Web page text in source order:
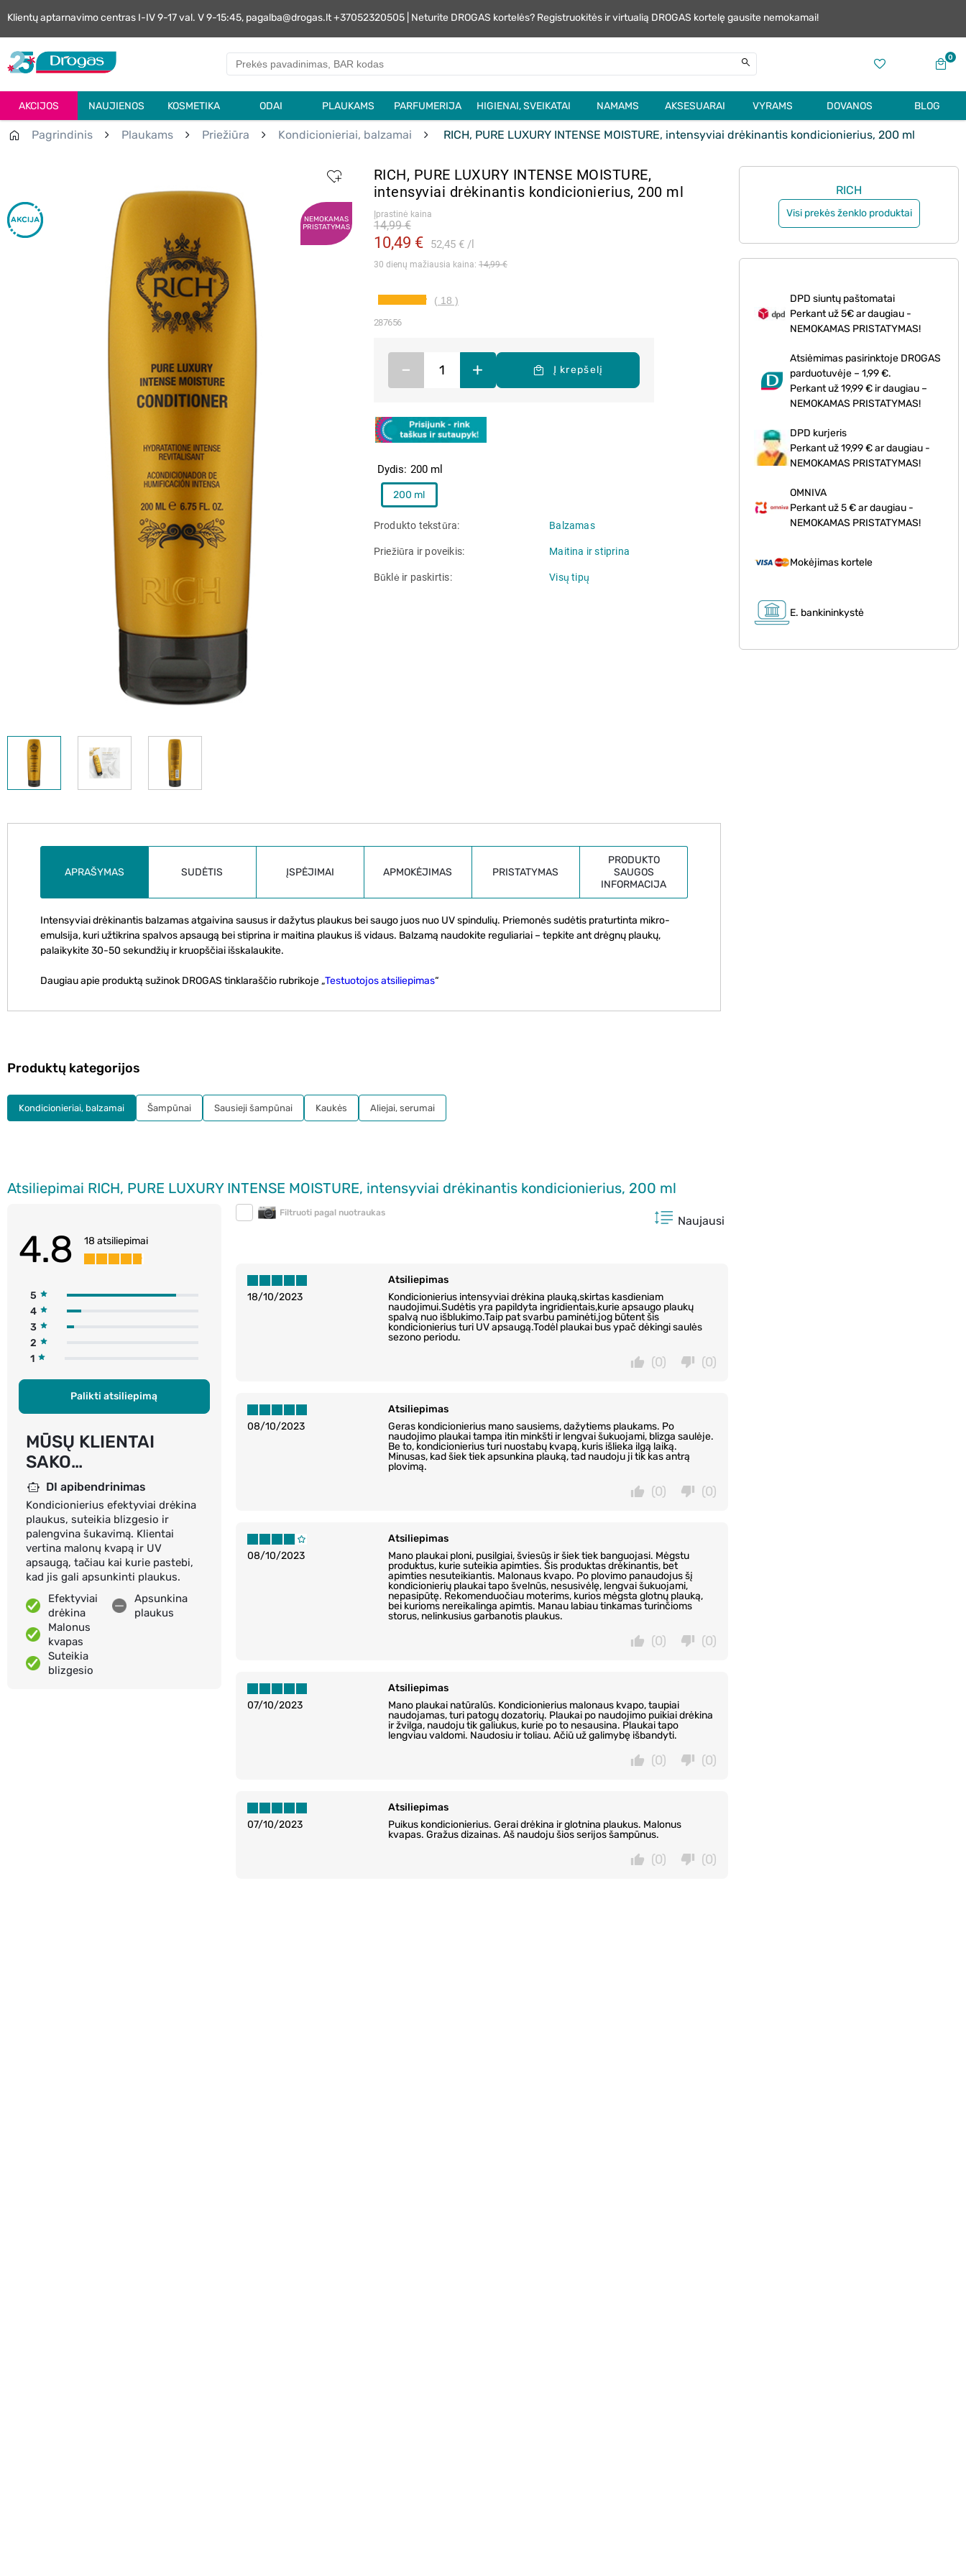
Klientų aptarnavimo centras I-IV 9-17 val. V 9-15:45, pagalba@drogas.lt +37052320505 | Neturite DROGAS kortelės? Registruokitės ir virtualią DROGAS kortelę gausite nemokamai!
0
AKCIJOS NAUJIENOS KOSMETIKA ODAI PLAUKAMS PARFUMERIJA HIGIENAI, SVEIKATAI NAMAMS AKSESUARAI VYRAMS DOVANOS BLOG
Pagrindinis Plaukams Priežiūra Kondicionieriai, balzamai RICH, PURE LUXURY INTENSE MOISTURE, intensyviai drėkinantis kondicionierius, 200 ml
NEMOKAMAS
PRISTATYMAS
RICH, PURE LUXURY INTENSE MOISTURE,
intensyviai drėkinantis kondicionierius, 200 ml
Įprastinė kaina
10,49 € 52,45 € l
14,99 €
30 dienų mažiausia kaina: 14,99 €
( 18 )
287656
Dydis 200 ml
200 ml
– + Į krepšelį
Produkto tekstūra Balzamas
Priežiūra ir poveikis Maitina ir stiprina
Būklė ir paskirtis Visų tipų
RICH
Visi prekės ženklo produktai
DPD siuntų paštomatai
Perkant už 5€ ar daugiau -
NEMOKAMAS PRISTATYMAS!
Atsiėmimas pasirinktoje DROGAS
parduotuvėje – 1,99 €.
Perkant už 19,99 € ir daugiau –
NEMOKAMAS PRISTATYMAS!
DPD kurjeris
Perkant už 19,99 € ar daugiau -
NEMOKAMAS PRISTATYMAS!
OMNIVA
Perkant už 5 € ar daugiau -
NEMOKAMAS PRISTATYMAS!
Mokėjimas kortele
E. bankininkystė
APRAŠYMAS SUDĖTIS ĮSPĖJIMAI APMOKĖJIMAS PRISTATYMAS
PRODUKTO
SAUGOS
INFORMACIJA
Intensyviai drėkinantis balzamas atgaivina sausus ir dažytus plaukus bei saugo juos nuo UV spindulių. Priemonės sudėtis praturtinta mikro-
emulsija, kuri užtikrina spalvos apsaugą bei stiprina ir maitina plaukus iš vidaus. Balzamą naudokite reguliariai – tepkite ant drėgnų plaukų,
palaikykite 30-50 sekundžių ir kruopščiai išskalaukite.
Daugiau apie produktą sužinok DROGAS tinklaraščio rubrikoje „Testuotojos atsiliepimas“
Atsiliepimai RICH, PURE LUXURY INTENSE MOISTURE, intensyviai drėkinantis kondicionierius, 200 ml
4.8 18 atsiliepimai
5
4
3
2
1
Palikti atsiliepimą
MŪSŲ KLIENTAI
SAKO…
DI apibendrinimas
Kondicionierius efektyviai drėkina
plaukus, suteikia blizgesio ir
palengvina šukavimą. Klientai
vertina malonų kvapą ir UV
apsaugą, tačiau kai kurie pastebi,
kad jis gali apsunkinti plaukus.
Efektyviai
drėkina
Malonus
kvapas
Suteikia
blizgesio
Apsunkina
plaukus
Filtruoti pagal nuotraukas
Naujausi
18/10/2023
Atsiliepimas
Kondicionierius intensyviai drėkina plauką,skirtas kasdieniam
naudojimui.Sudėtis yra papildyta ingridientais,kurie apsaugo plaukų
spalvą nuo išblukimo.Taip pat svarbu paminėti,jog būtent šis
kondicionierius turi UV apsaugą.Todėl plaukai bus ypač dėkingi saulės
sezono periodu.
(0)
(0)
08/10/2023
Atsiliepimas
Geras kondicionierius mano sausiems, dažytiems plaukams. Po
naudojimo plaukai tampa itin minkšti ir lengvai šukuojami, blizga saulėje.
Be to, kondicionierius turi nuostabų kvapą, kuris išlieka ilgą laiką.
Minusas, kad šiek tiek apsunkina plauką, tad naudoju ji tik kas antrą
plovimą.
(0)
(0)
08/10/2023
Atsiliepimas
Mano plaukai ploni, pusilgiai, šviesūs ir šiek tiek banguojasi. Mėgstu
produktus, kurie suteikia apimties. Šis produktas drėkinantis, bet
apimties nesuteikiantis. Malonaus kvapo. Po plovimo panaudojus šį
kondicionierių plaukai tapo švelnūs, nesusivėlę, lengvai šukuojami,
nepasipūtę. Rekomenduočiau moterims, kurios mėgsta glotnų plauką,
bei kurioms nereikalinga apimtis. Manau labiau tinkamas turinčioms
storus, nelinkusius garbanotis plaukus.
(0)
(0)
07/10/2023
Atsiliepimas
Mano plaukai natūralūs. Kondicionierius malonaus kvapo, taupiai
naudojamas, turi patogų dozatorių. Plaukai po naudojimo puikiai drėkina
ir žvilga, naudoju tik galiukus, kurie po to nesausina. Plaukai tapo
lengviau valdomi. Naudosiu ir toliau. Ačiū už galimybę išbandyti.
(0)
(0)
07/10/2023
Atsiliepimas
Puikus kondicionierius. Gerai drėkina ir glotnina plaukus. Malonus
kvapas. Gražus dizainas. Aš naudoju šios serijos šampūnus.
(0)
(0)
Produktų kategorijos
Kondicionieriai, balzamai Šampūnai Sausieji šampūnai Kaukės Aliejai, serumai